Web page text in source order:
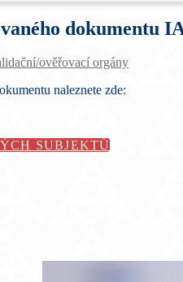
dokumentu
ověřovací orgány
naleznete zde:
SUBJEKTŮ